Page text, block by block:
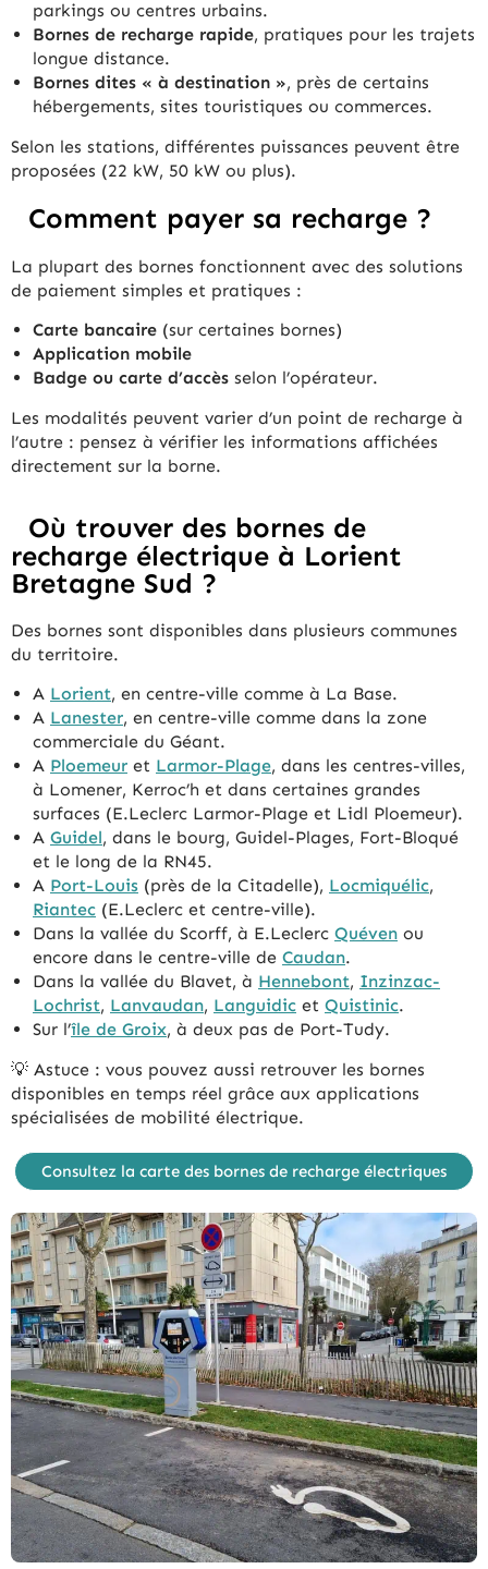
parkings ou centres urbains.
Bornes de recharge rapide, pratiques pour les trajets
longue distance.
Bornes dites « à destination », près de certains
hébergements, sites touristiques ou commerces.
Selon les stations, différentes puissances peuvent être
proposées (22 kW, 50 kW ou plus).
Comment payer sa recharge ?
La plupart des bornes fonctionnent avec des solutions
de paiement simples et pratiques :
Carte bancaire (sur certaines bornes)
Application mobile
Badge ou carte d’accès selon l’opérateur.
Les modalités peuvent varier d’un point de recharge à
l’autre : pensez à vérifier les informations affichées
directement sur la borne.
Où trouver des bornes de
recharge électrique à Lorient
Bretagne Sud ?
Des bornes sont disponibles dans plusieurs communes
du territoire.
A Lorient, en centre-ville comme à La Base.
A Lanester, en centre-ville comme dans la zone
commerciale du Géant.
A Ploemeur et Larmor-Plage, dans les centres-villes,
à Lomener, Kerroc’h et dans certaines grandes
surfaces (E.Leclerc Larmor-Plage et Lidl Ploemeur).
A Guidel, dans le bourg, Guidel-Plages, Fort-Bloqué
et le long de la RN45.
A Port-Louis (près de la Citadelle), Locmiquélic,
Riantec (E.Leclerc et centre-ville).
Dans la vallée du Scorff, à E.Leclerc Quéven ou
encore dans le centre-ville de Caudan.
Dans la vallée du Blavet, à Hennebont, Inzinzac-
Lochrist, Lanvaudan, Languidic et Quistinic.
Sur l’île de Groix, à deux pas de Port-Tudy.
💡 Astuce : vous pouvez aussi retrouver les bornes
disponibles en temps réel grâce aux applications
spécialisées de mobilité électrique.
Consultez la carte des bornes de recharge électriques